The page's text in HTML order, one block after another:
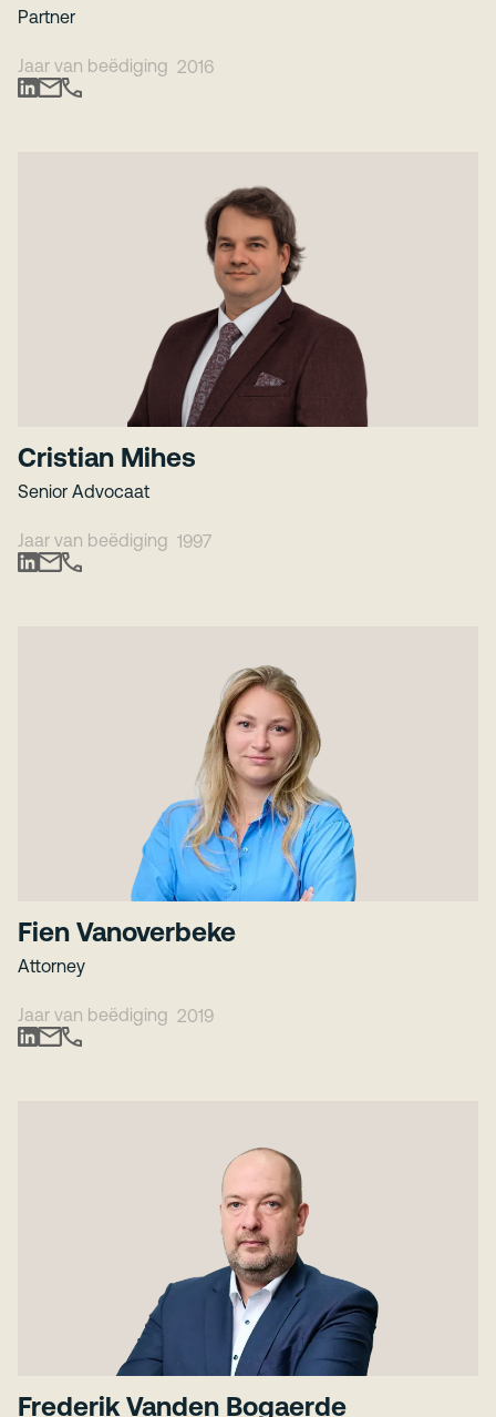
Partner
Jaar van beëdiging 2016
Cristian Mihes
Senior Advocaat
Jaar van beëdiging 1997
Fien Vanoverbeke
Attorney
Jaar van beëdiging 2019
Frederik Vanden Bogaerde